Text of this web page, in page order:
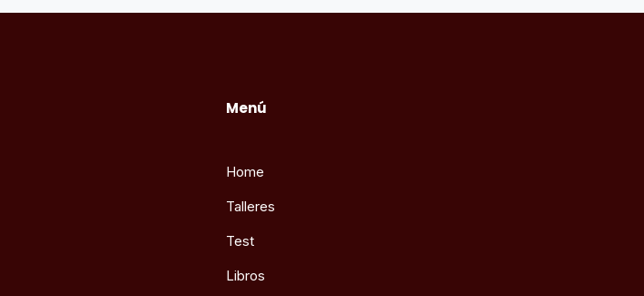
Menú
Home
Talleres
Test
Libros